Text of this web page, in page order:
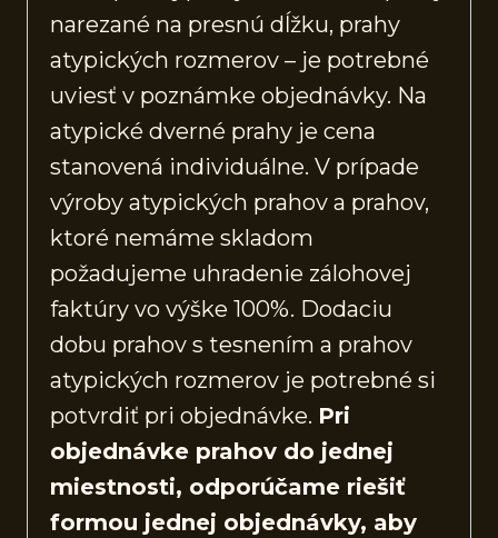
narezané na presnú dĺžku, prahy
atypických rozmerov – je potrebné
uviesť v poznámke objednávky. Na
atypické dverné prahy je cena
stanovená individuálne. V prípade
výroby atypických prahov a prahov,
ktoré nemáme skladom
požadujeme uhradenie zálohovej
faktúry vo výške 100%. Dodaciu
dobu prahov s tesnením a prahov
atypických rozmerov je potrebné si
potvrdiť pri objednávke. Pri
objednávke prahov do jednej
miestnosti, odporúčame riešiť
formou jednej objednávky, aby